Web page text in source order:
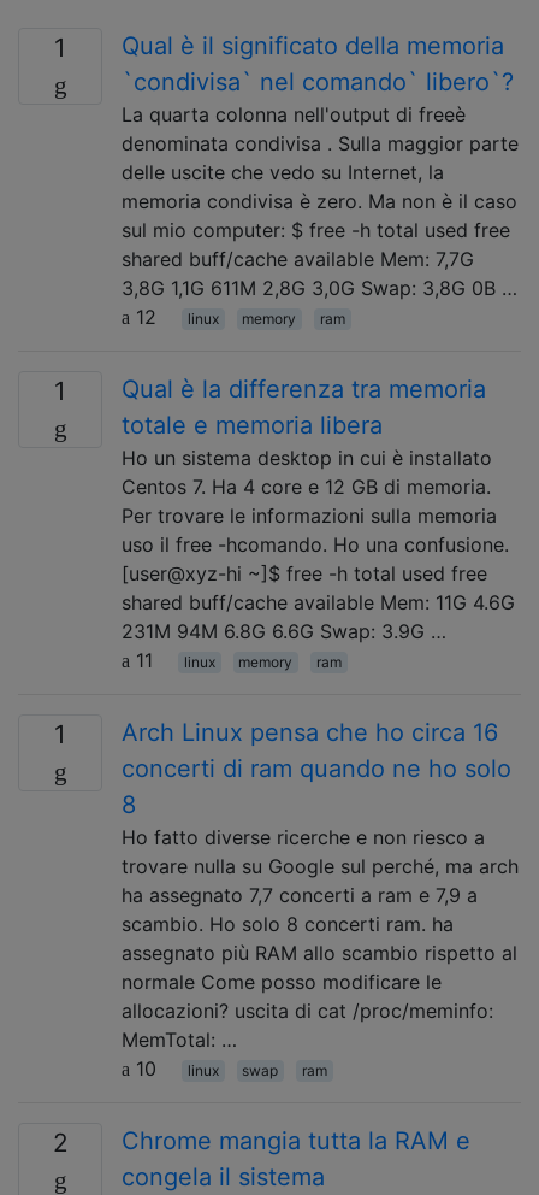
1
Qual è il significato della memoria
`condivisa` nel comando` libero`?
La quarta colonna nell'output di freeè
denominata condivisa . Sulla maggior parte
delle uscite che vedo su Internet, la
memoria condivisa è zero. Ma non è il caso
sul mio computer: $ free -h total used free
shared buff/cache available Mem: 7,7G
3,8G 1,1G 611M 2,8G 3,0G Swap: 3,8G 0B …
12
linux memory ram
1
Qual è la differenza tra memoria
totale e memoria libera
Ho un sistema desktop in cui è installato
Centos 7. Ha 4 core e 12 GB di memoria.
Per trovare le informazioni sulla memoria
uso il free -hcomando. Ho una confusione.
[user@xyz-hi ~]$ free -h total used free
shared buff/cache available Mem: 11G 4.6G
231M 94M 6.8G 6.6G Swap: 3.9G …
11
linux memory ram
1
Arch Linux pensa che ho circa 16
concerti di ram quando ne ho solo
8
Ho fatto diverse ricerche e non riesco a
trovare nulla su Google sul perché, ma arch
ha assegnato 7,7 concerti a ram e 7,9 a
scambio. Ho solo 8 concerti ram. ha
assegnato più RAM allo scambio rispetto al
normale Come posso modificare le
allocazioni? uscita di cat /proc/meminfo:
MemTotal: …
10
linux swap ram
2
Chrome mangia tutta la RAM e
congela il sistema